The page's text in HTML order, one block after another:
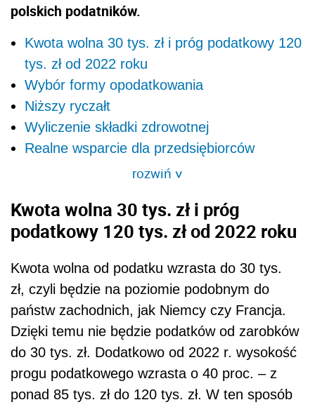
polskich podatników.
Kwota wolna 30 tys. zł i próg podatkowy 120
tys. zł od 2022 roku
Wybór formy opodatkowania
Niższy ryczałt
Wyliczenie składki zdrowotnej
Realne wsparcie dla przedsiębiorców
rozwiń>
Kwota wolna 30 tys. zł i próg
podatkowy 120 tys. zł od 2022 roku
Kwota wolna od podatku wzrasta do 30 tys.
zł, czyli będzie na poziomie podobnym do
państw zachodnich, jak Niemcy czy Francja.
Dzięki temu nie będzie podatków od zarobków
do 30 tys. zł. Dodatkowo od 2022 r. wysokość
progu podatkowego wzrasta o 40 proc. – z
ponad 85 tys. zł do 120 tys. zł. W ten sposób